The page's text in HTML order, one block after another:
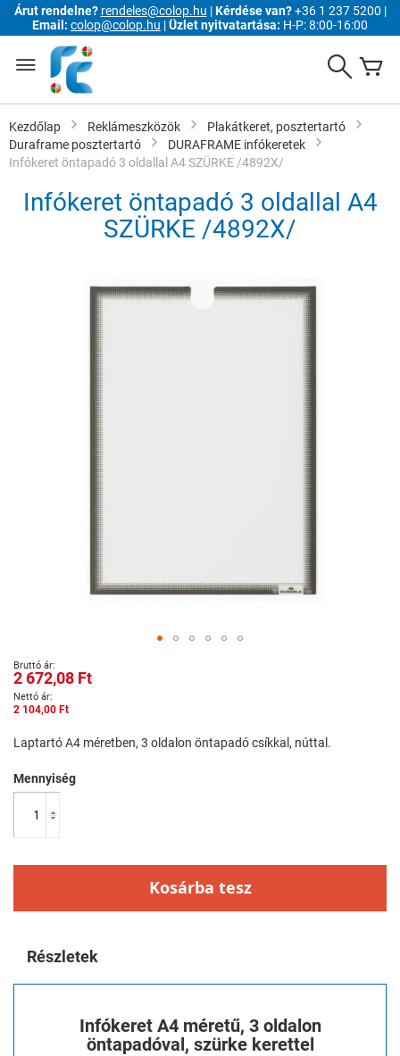
Árut rendelne? rendeles@colop.hu |Kérdése van?+36 1 237 5200 |
Email: colop@colop.hu |Üzlet nyitvatartása: H-P: 8:00-16:00
Search
Kezdőlap Reklámeszközök
Plakátkeret, posztertartó
Duraframe posztertartó
DURAFRAME infókeretek
Infókeret öntapadó 3 oldallal A4 SZÜRKE /4892X/
Infókeret öntapadó 3 oldallal A4
SZÜRKE /4892X/
Ugrás
a
képgaléria
elejére
2 672,08 Ft
2 104,00 Ft
Laptartó A4 méretben, 3 oldalon öntapadó csíkkal, núttal.
Mennyiség
Kosárba tesz
Részletek
Infókeret A4 méretű, 3 oldalon
öntapadóval, szürke kerettel